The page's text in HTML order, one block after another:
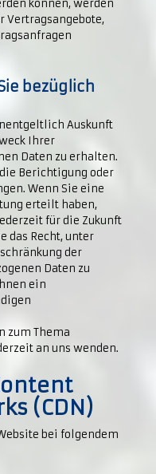
können, werden
Vertragsangebote,
bezüglich
Auskunft
Ihrer
Daten zu erhalten.
Berichtigung oder
Wenn Sie eine
erteilt haben,
für die Zukunft
das Recht, unter
der
Daten zu
ein
zum Thema
an uns wenden.
(CDN)
bei folgendem